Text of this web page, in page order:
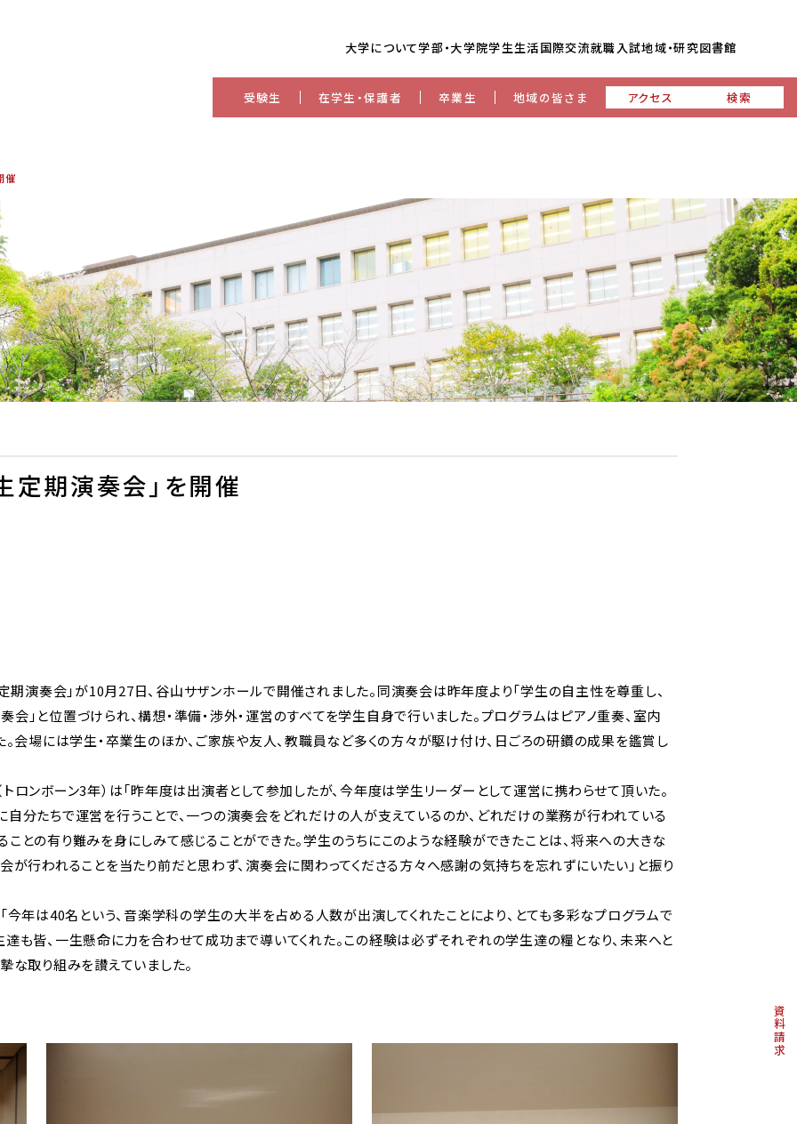
大学について学部・大学院学生生活国際交流就職入試地域・研究図書館
受験生 在学生・保護者 卒業生 地域の皆さま アクセス 検索
資料請求
催
期演奏会」を開催
演奏会」が10月27日、谷山サザンホールで開催されました。同演奏会は昨年度より「学生の自主性を尊重し、
」と位置づけられ、構想・準備・渉外・運営のすべてを学生自身で行いました。プログラムはピアノ重奏、室内
会場には学生・卒業生のほか、ご家族や友人、教職員など多くの方々が駆け付け、日ごろの研鑽の成果を鑑賞し
ロンボーン3年）は「昨年度は出演者として参加したが、今年度は学生リーダーとして運営に携わらせて頂いた。
分たちで運営を行うことで、一つの演奏会をどれだけの人が支えているのか、どれだけの業務が行われている
との有り難みを身にしみて感じることができた。学生のうちにこのような経験ができたことは、将来への大きな
が行われることを当たり前だと思わず、演奏会に関わってくださる方々へ感謝の気持ちを忘れずにいたい」と振り
今年は40名という、音楽学科の学生の大半を占める人数が出演してくれたことにより、とても多彩なプログラムで
も皆、一生懸命に力を合わせて成功まで導いてくれた。この経験は必ずそれぞれの学生達の糧となり、未来へと
な取り組みを讃えていました。